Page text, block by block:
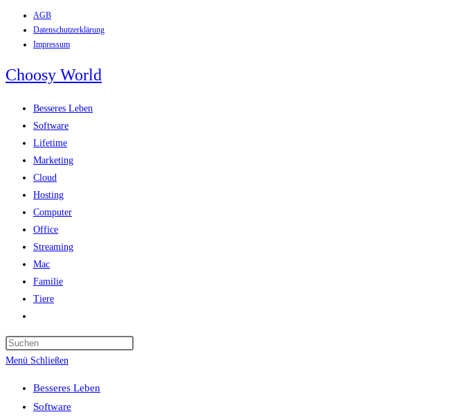
Inhalt
springen
AGB
Datenschutzerklärung
Impressum
Choosy World
Besseres Leben
Software
Lifetime
Marketing
Cloud
Hosting
Computer
Office
Streaming
Mac
Familie
Tiere
umschalten
Menü Schließen
Besseres Leben
Software